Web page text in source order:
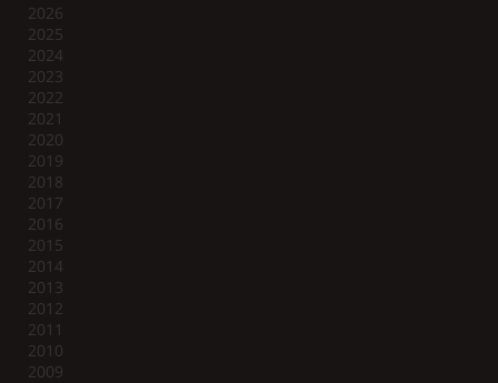
2026
2025
2024
2023
2022
2021
2020
2019
2018
2017
2016
2015
2014
2013
2012
2011
2010
2009